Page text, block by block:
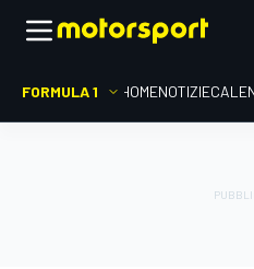
FORMULA 1 HOMENOTIZIE